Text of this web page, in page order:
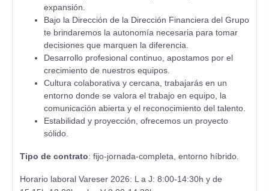
expansión.
Bajo la Dirección de la Dirección Financiera del Grupo
te brindaremos la autonomía necesaria para tomar
decisiones que marquen la diferencia.
Desarrollo profesional continuo, apostamos por el
crecimiento de nuestros equipos.
Cultura colaborativa y cercana, trabajarás en un
entorno donde se valora el trabajo en equipo, la
comunicación abierta y el reconocimiento del talento.
Estabilidad y proyección, ofrecemos un proyecto
sólido.
Tipo de contrato: fijo-jornada-completa, entorno híbrido.
Horario laboral Vareser 2026: L a J: 8:00-14:30h y de